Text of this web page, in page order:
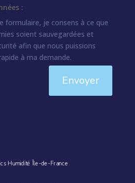
:
formulaire, je consens à ce que
soient sauvegardées et
afin que nous puissions
à ma demande.
Envoyer
Humidité Île-de-France